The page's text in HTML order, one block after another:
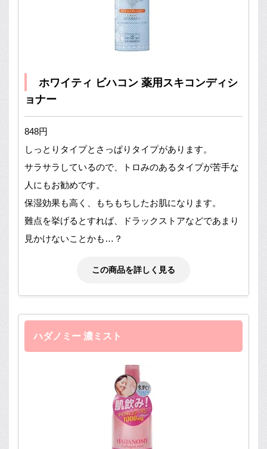
ホワイティ ビハコン 薬用スキコンディシ
ョナー
848円
しっとりタイプとさっぱりタイプがあります。
サラサラしているので、トロみのあるタイプが苦手な
人にもお勧めです。
保湿効果も高く、もちもちしたお肌になります。
難点を挙げるとすれば、ドラックストアなどであまり
見かけないことかも…？
この商品を詳しく見る
ハダノミー 濃ミスト